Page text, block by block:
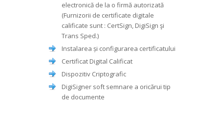
electronică de la o firmă autorizată
(Furnizorii de certificate digitale
calificate sunt : CertSign, DigiSign şi
Trans Sped.)
Instalarea și configurarea certificatului
Certificat Digital Calificat
Dispozitiv Criptografic
DigiSigner soft semnare a oricărui tip
de documente